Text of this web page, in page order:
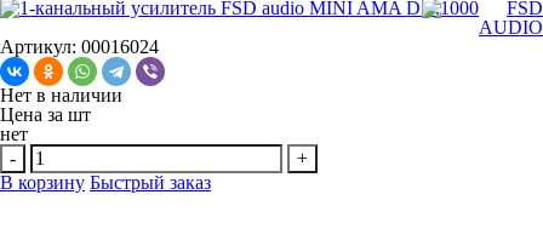
Артикул: 00016024
Нет в наличии
Цена за шт
нет
-
+
В корзину Быстрый заказ